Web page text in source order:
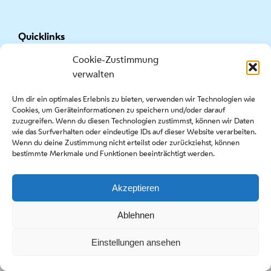
Cookie-Zustimmung
verwalten
Um dir ein optimales Erlebnis zu bieten, verwenden wir Technologien wie
Cookies, um Geräteinformationen zu speichern und/oder darauf
zuzugreifen. Wenn du diesen Technologien zustimmst, können wir Daten
wie das Surfverhalten oder eindeutige IDs auf dieser Website verarbeiten.
Wenn du deine Zustimmung nicht erteilst oder zurückziehst, können
bestimmte Merkmale und Funktionen beeinträchtigt werden.
Akzeptieren
Ablehnen
Einstellungen ansehen
Quicklinks
Copyright stadt wien marketing gmbh | Impressum
Datenschutzerklärung & Cookie-Richtlinie
FacebookInstagram